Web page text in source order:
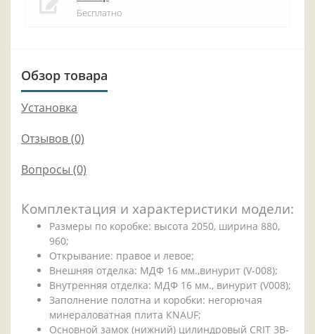
Бесплатно
Обзор товара
Установка
Отзывов (0)
Вопросы (0)
Комплектация и характеристики модели:
Размеры по коробке: высота 2050, ширина 880,
960;
Открывание: правое и левое;
Внешняя отделка: МДФ 16 мм.,винурит (V-008);
Внутренняя отделка: МДФ 16 мм., винурит (V008);
Заполнение полотна и коробки: негорючая
минераловатная плита КNAUF;
Основной замок (нижний) цилиндровый CRIT 3В-